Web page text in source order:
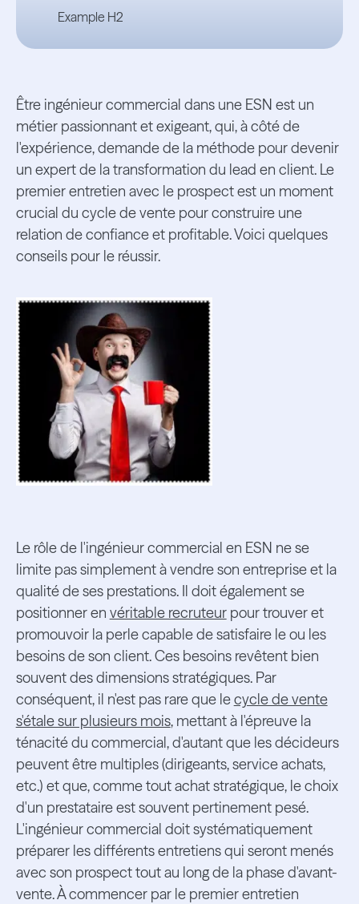
Example H2
Être ingénieur commercial dans une ESN est un
métier passionnant et exigeant, qui, à côté de
l'expérience, demande de la méthode pour devenir
un expert de la transformation du lead en client. Le
premier entretien avec le prospect est un moment
crucial du cycle de vente pour construire une
relation de confiance et profitable. Voici quelques
conseils pour le réussir.
Le rôle de l'ingénieur commercial en ESN ne se
limite pas simplement à vendre son entreprise et la
qualité de ses prestations. Il doit également se
positionner en véritable recruteurpour trouver et
promouvoir la perle capable de satisfaire le ou les
besoins de son client. Ces besoins revêtent bien
souvent des dimensions stratégiques. Par
conséquent, il n'est pas rare que lecycle de vente
s'étale sur plusieurs mois, mettant à l'épreuve la
ténacité du commercial, d'autant que les décideurs
peuvent être multiples (dirigeants, service achats,
etc.) et que, comme tout achat stratégique, le choix
d'un prestataire est souvent pertinement pesé.
L'ingénieur commercial doit systématiquement
préparer les différents entretiens qui seront menés
avec son prospect tout au long de la phase d'avant-
vente. À commencer par le premier entretien